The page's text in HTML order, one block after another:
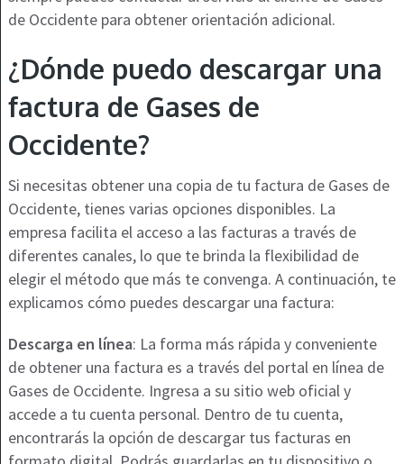
de Occidente para obtener orientación adicional.
¿Dónde puedo descargar una
factura de Gases de
Occidente?
Si necesitas obtener una copia de tu factura de Gases de
Occidente, tienes varias opciones disponibles. La
empresa facilita el acceso a las facturas a través de
diferentes canales, lo que te brinda la flexibilidad de
elegir el método que más te convenga. A continuación, te
explicamos cómo puedes descargar una factura:
Descarga en línea: La forma más rápida y conveniente
de obtener una factura es a través del portal en línea de
Gases de Occidente. Ingresa a su sitio web oficial y
accede a tu cuenta personal. Dentro de tu cuenta,
encontrarás la opción de descargar tus facturas en